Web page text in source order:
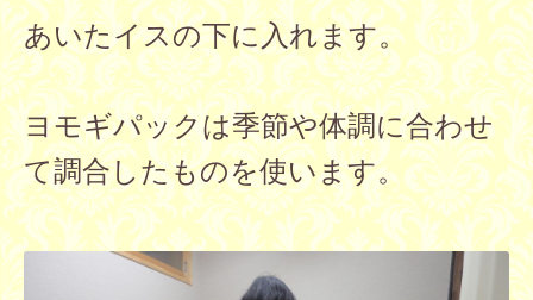
あいたイスの下に入れます。
ヨモギパックは季節や体調に合わせ
て調合したものを使います。